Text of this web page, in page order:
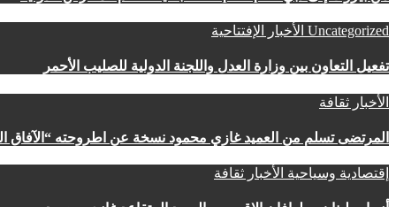
Uncategorized الأخبار الإفتتاحية
تفعيل التعاون بين وزارة العدل واللجنة الدولية للصليب الأحمر
الأخبار ثقافة
المرتضى تسلم من العميد غازي محمود نسخة عن اطروحته “الآفاق
إقتصادية وسياحية الأخبار ثقافة